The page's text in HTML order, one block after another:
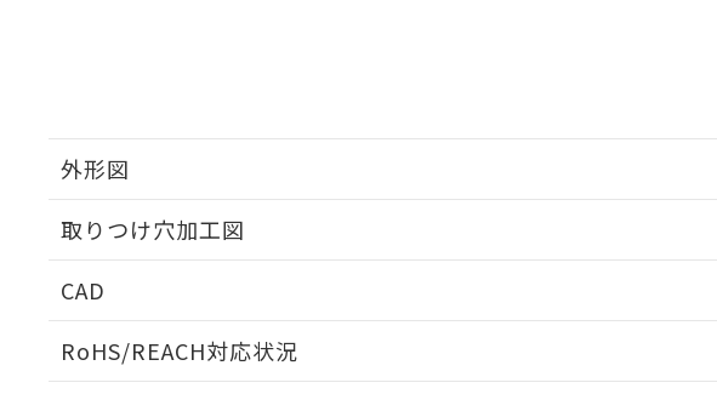
外形図
取りつけ穴加工図
CAD
RoHS/REACH対応状況